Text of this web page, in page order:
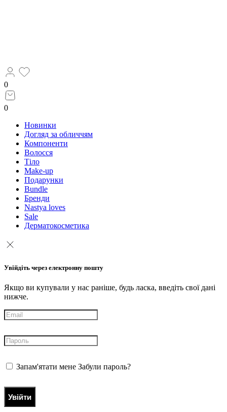
0
0
Новинки
Догляд за обличчям
Компоненти
Волосся
Тіло
Make-up
Подарунки
Bundle
Бренди
Nastya loves
Sale
Дерматокосметика
Увійдіть через електронну пошту
Якщо ви купували у нас раніше, будь ласка, введіть свої дані
нижче.
Запам'ятати мене Забули пароль?
Увійти